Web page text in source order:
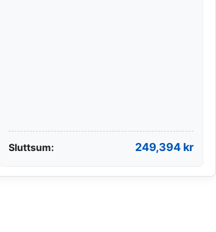
Sluttsum: 249,394 kr